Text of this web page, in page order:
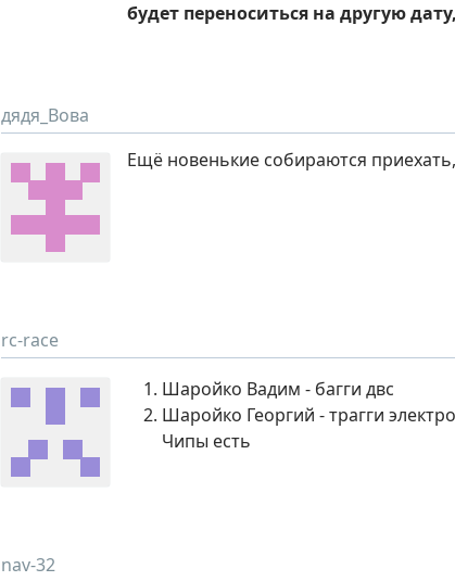
будет переноситься на другую
дядя_Вова
Ещё новенькие собираются
rc-race
Шаройко Вадим - багги двс
Шаройко Георгий - трагги электро
Чипы есть
nav-32